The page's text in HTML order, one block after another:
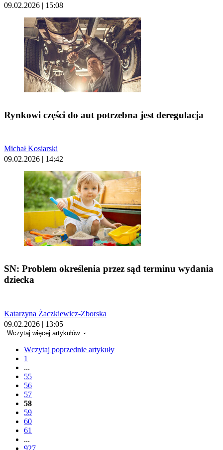
09.02.2026 | 15:08
Rynkowi części do aut potrzebna jest deregulacja
Michał Kosiarski
09.02.2026 | 14:42
SN: Problem określenia przez sąd terminu wydania
dziecka
Katarzyna Żaczkiewicz-Zborska
09.02.2026 | 13:05
Wczytaj więcej artykułów
Wczytaj poprzednie artykuły
1
...
55
56
57
58
59
60
61
...
927